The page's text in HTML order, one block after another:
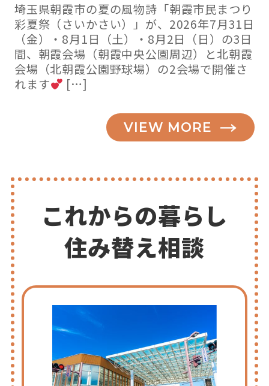
埼玉県朝霞市の夏の風物詩「朝霞市民まつり
彩夏祭（さいかさい）」が、2026年7月31日
（金）・8月1日（土）・8月2日（日）の3日
間、朝霞会場（朝霞中央公園周辺）と北朝霞
会場（北朝霞公園野球場）の2会場で開催さ
れます
[…]
VIEW MORE
これからの暮らし
住み替え相談